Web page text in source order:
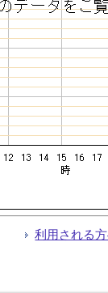
利用される